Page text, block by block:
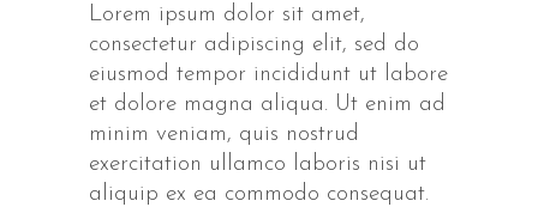
Lorem ipsum dolor sit amet,
consectetur adipiscing elit, sed do
eiusmod tempor incididunt ut labore
et dolore magna aliqua. Ut enim ad
minim veniam, quis nostrud
exercitation ullamco laboris nisi ut
aliquip ex ea commodo consequat.